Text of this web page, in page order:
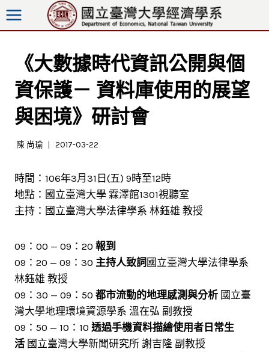
跳
至
《大數據時代資訊公開與個
資保護－ 資料庫使用的展望
與困境》研討會
陳 尚瑜 2017-03-22
時間：106年3月31日(五) 9時至12時
地點：國立臺灣大學 霖澤館1301視聽室
主持：國立臺灣大學法律學系 林鈺雄 教授
09：00 — 09：20 報到
09：20 — 09：30 主持人致詞 國立臺灣大學法律學系
林鈺雄 教授
09：30 — 09：50 都市流動的地理感測與分析 國立臺
灣大學地理環境資源學系 溫在弘 副教授
09：50 — 10：10 透過手機資料描繪使用者日常生
活 國立臺灣大學新聞研究所 謝吉隆 副教授